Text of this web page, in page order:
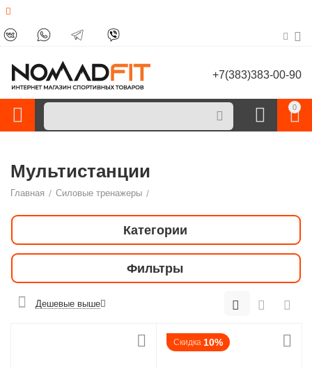
+7(383)383-00-90
0
Мультистанции
Главная / Силовые тренажеры /
Категории
Фильтры
Дешевые выше
Скидка 10%